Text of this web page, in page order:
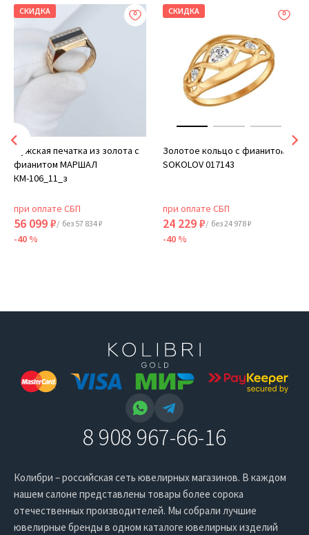
СКИДКА
Мужская печатка из золота с
фианитом МАРШАЛ
КМ-106_11_з
при оплате СБП
56 099 ₽/ без 57 834 ₽
-40 %
СКИДКА
Золотое кольцо с фианитом
SOKOLOV 017143
при оплате СБП
24 229 ₽/ без 24 978 ₽
-40 %
8 908 967-66-16
Колибри – российская сеть ювелирных магазинов. В каждом
нашем салоне представлены товары более сорока
отечественных производителей. Мы собрали лучшие
ювелирные бренды в одном каталоге ювелирных изделий